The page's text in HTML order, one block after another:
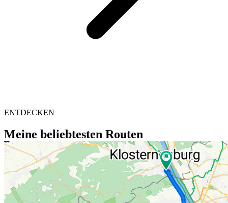
ENTDECKEN
Meine beliebtesten Routen